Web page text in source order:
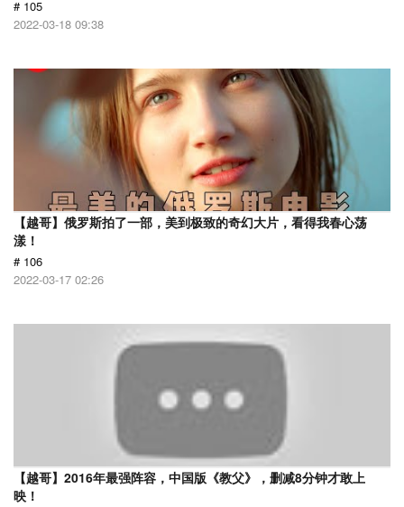
# 105
2022-03-18 09:38
【越哥】俄罗斯拍了一部，美到极致的奇幻大片，看得我春心荡
漾！
# 106
2022-03-17 02:26
【越哥】2016年最强阵容，中国版《教父》，删减8分钟才敢上
映！